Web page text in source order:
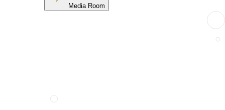
Media Room